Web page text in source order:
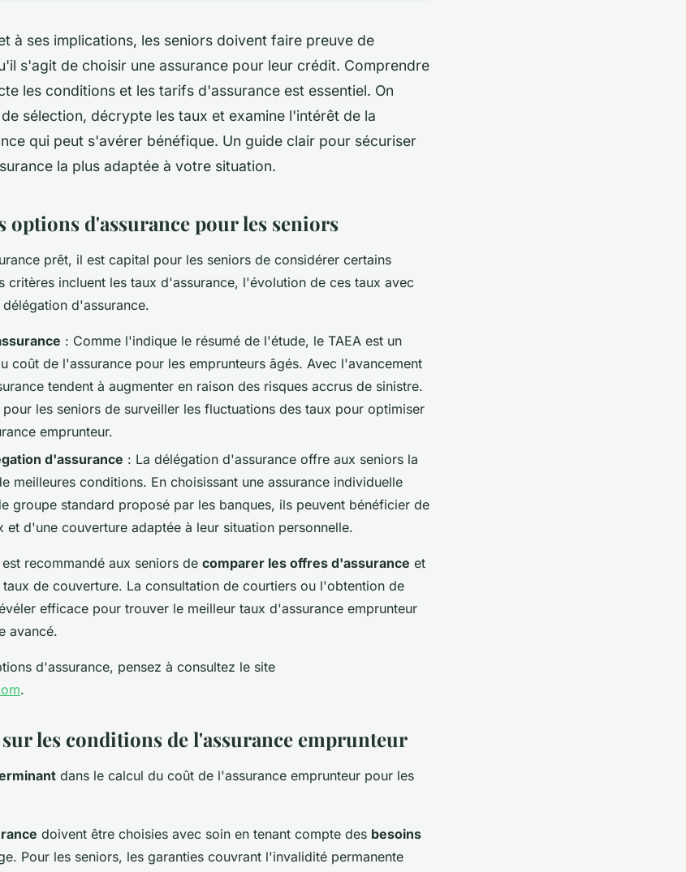
à ses implications, les seniors doivent faire preuve de
s'agit de choisir une assurance pour leur crédit. Comprendre
les conditions et les tarifs d'assurance est essentiel. On
sélection, décrypte les taux et examine l'intérêt de la
qui peut s'avérer bénéfique. Un guide clair pour sécuriser
la plus adaptée à votre situation.
options d'assurance pour les seniors
prêt, il est capital pour les seniors de considérer certains
critères incluent les taux d'assurance, l'évolution de ces taux avec
d'assurance.
: Comme l'indique le résumé de l'étude, le TAEA est un
coût de l'assurance pour les emprunteurs âgés. Avec l'avancement
tendent à augmenter en raison des risques accrus de sinistre.
les seniors de surveiller les fluctuations des taux pour optimiser
emprunteur.
d'assurance : La délégation d'assurance offre aux seniors la
meilleures conditions. En choisissant une assurance individuelle
groupe standard proposé par les banques, ils peuvent bénéficier de
et d'une couverture adaptée à leur situation personnelle.
recommandé aux seniors de comparer les offres d'assurance et
de couverture. La consultation de courtiers ou l'obtention de
efficace pour trouver le meilleur taux d'assurance emprunteur
avancé.
d'assurance, pensez à consultez le site
.
les conditions de l'assurance emprunteur
dans le calcul du coût de l'assurance emprunteur pour les
doivent être choisies avec soin en tenant compte des besoins
Pour les seniors, les garanties couvrant l'invalidité permanente